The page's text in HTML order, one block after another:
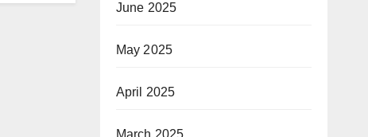
June 2025
May 2025
April 2025